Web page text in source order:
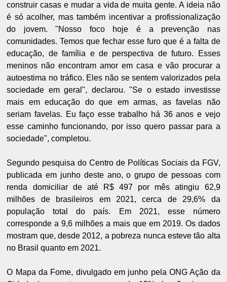
construir casas e mudar a vida de muita gente. A ideia não
é só acolher, mas também incentivar a profissionalização
do jovem. "Nosso foco hoje é a prevenção nas
comunidades. Temos que fechar esse furo que é a falta de
educação, de família e de perspectiva de futuro. Esses
meninos não encontram amor em casa e vão procurar a
autoestima no tráfico. Eles não se sentem valorizados pela
sociedade em geral", declarou. "Se o estado investisse
mais em educação do que em armas, as favelas não
seriam favelas. Eu faço esse trabalho há 36 anos e vejo
esse caminho funcionando, por isso quero passar para a
sociedade", completou.
Segundo pesquisa do Centro de Políticas Sociais da FGV,
publicada em junho deste ano, o grupo de pessoas com
renda domiciliar de até R$ 497 por mês atingiu 62,9
milhões de brasileiros em 2021, cerca de 29,6% da
população total do país. Em 2021, esse número
corresponde a 9,6 milhões a mais que em 2019. Os dados
mostram que, desde 2012, a pobreza nunca esteve tão alta
no Brasil quanto em 2021.
O Mapa da Fome, divulgado em junho pela ONG Ação da